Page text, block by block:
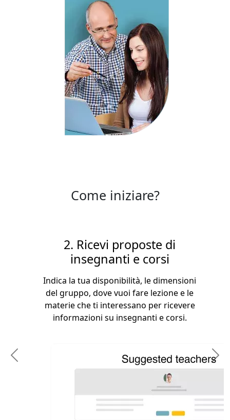
Come iniziare?
2. Ricevi proposte di
insegnanti e corsi
Indica la tua disponibilità, le dimensioni
del gruppo, dove vuoi fare lezione e le
materie che ti interessano per ricevere
informazioni su insegnanti e corsi.
Previous